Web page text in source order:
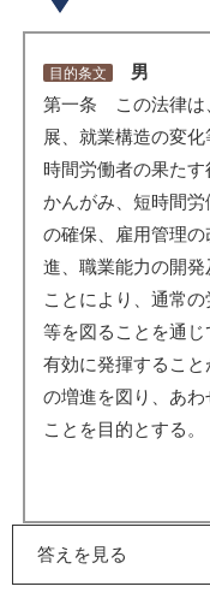
目的条文
男
第一条 この法律は
展、就業構造の変
時間労働者の果た
かんがみ、短時間
の確保、雇用管理
進、職業能力の開
ことにより、通常
等を図ることを通
有効に発揮するこ
の増進を図り、あ
ことを目的とする。
答えを見る